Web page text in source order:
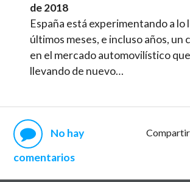
de 2018
España está experimentando a lo
últimos meses, e incluso años, un
en el mercado automovilístico
llevando de nuevo…
Compartir
No hay
comentarios